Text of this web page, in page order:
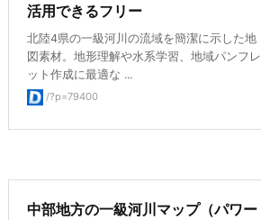
活用できるフリー
北陸4県の一級河川の流域を簡潔に示した地
図素材。地形理解や水系学習、地域パンフレ
ット作成に最適な ...
/?p=79400
中部地方の一級河川マップ（パワー